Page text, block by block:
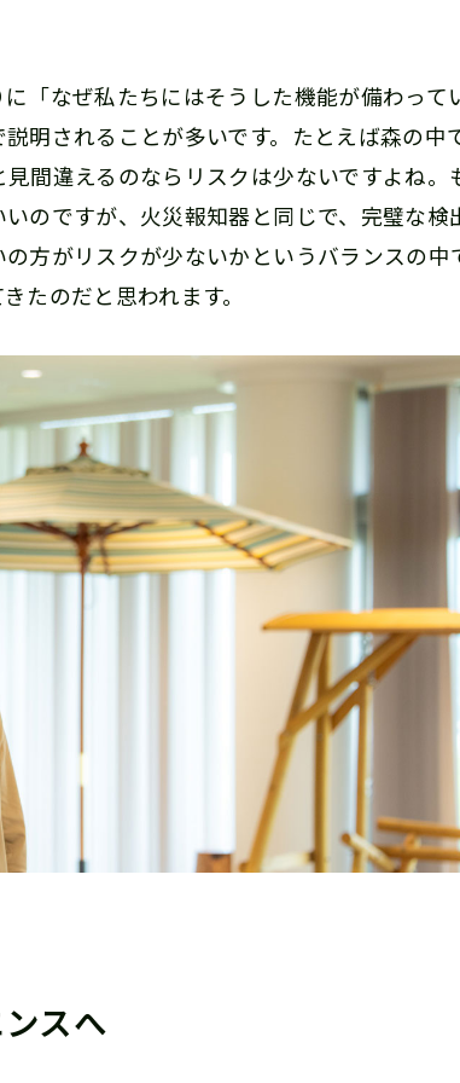
「なぜ私たちにはそうした機能が備わって
明されることが多いです。たとえば森の中
間違えるのならリスクは少ないですよね。
のですが、火災報知器と同じで、完璧な検
方がリスクが少ないかというバランスの中
たのだと思われます。
スへ